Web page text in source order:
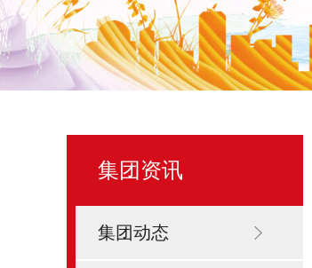
集团资讯
集团动态